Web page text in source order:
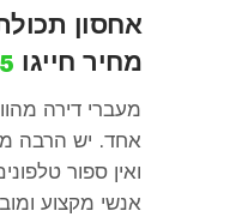
אחסון
מחיר חייגו
מעברי דירה
אחד. יש הרבה
ואין ספור
אנשי מקצוע